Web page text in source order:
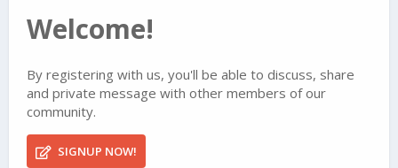
Welcome!
By registering with us, you'll be able to discuss, share
and private message with other members of our
community.
SIGNUP NOW!